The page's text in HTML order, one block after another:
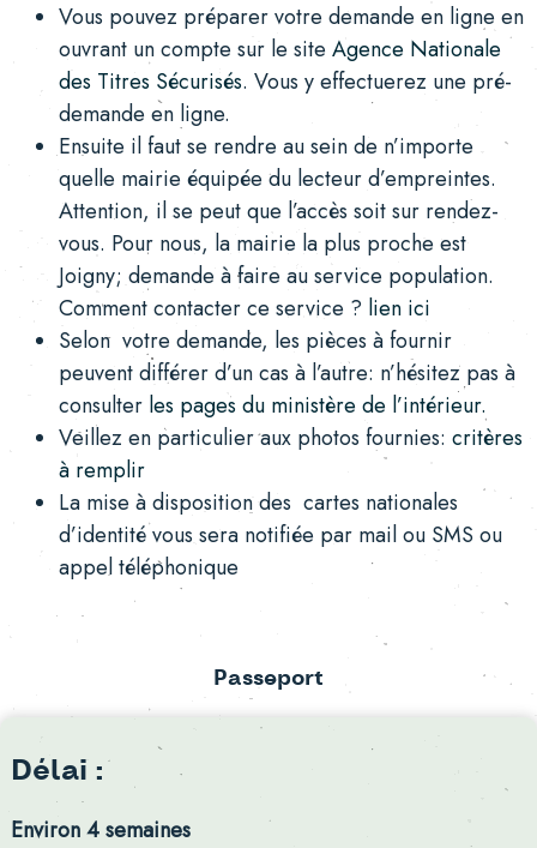
Vous pouvez préparer votre demande en ligne en
ouvrant un compte sur le site Agence Nationale
des Titres Sécurisés. Vous y effectuerez une pré-
demande en ligne.
Ensuite il faut se rendre au sein de n’importe
quelle mairie équipée du lecteur d’empreintes.
Attention, il se peut que l’accès soit sur rendez-
vous. Pour nous, la mairie la plus proche est
Joigny; demande à faire au service population.
Comment contacter ce service ? lien ici
Selon votre demande, les pièces à fournir
peuvent différer d’un cas à l’autre: n’hésitez pas à
consulter les pages du ministère de l’intérieur.
Veillez en particulier aux photos fournies: critères
à remplir
La mise à disposition des cartes nationales
d’identité vous sera notifiée par mail ou SMS ou
appel téléphonique
Passeport
Délai :
Environ 4 semaines